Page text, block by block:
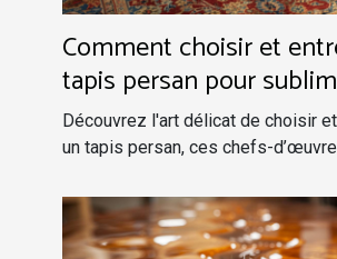
Comment choisir et
tapis persan pour
intérieur
Découvrez l'art délicat de choisir
un tapis persan, ces chefs-